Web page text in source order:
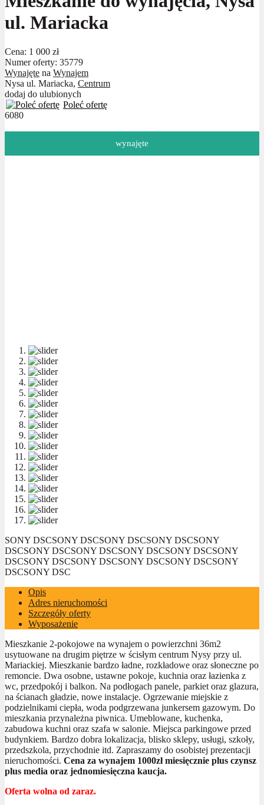
ul. Mariacka
Cena: 1 000 zł
Numer oferty: 35779
Wynajęte na Wynajem
Nysa ul. Mariacka, Centrum
dodaj do ulubionych
Poleć ofertę
6080
wynajęte
SONY DSCSONY DSCSONY DSCSONY DSCSONY
DSCSONY DSCSONY DSCSONY DSCSONY DSCSONY
DSCSONY DSCSONY DSCSONY DSCSONY DSCSONY
DSCSONY DSC
Opis
Adres nieruchomości
Szczegóły oferty
Wyposażenie
Mieszkanie 2-pokojowe na wynajem o powierzchni 36m2
usytuowane na drugim piętrze w ścisłym centrum Nysy przy ul.
Mariackiej. Mieszkanie bardzo ładne, rozkładowe oraz słoneczne po
remoncie. Dwa osobne, ustawne pokoje, kuchnia oraz łazienka z
wc, przedpokój i balkon. Na podłogach panele, parkiet oraz glazura,
na ścianach gładzie, nowe instalacje. Ogrzewanie miejskie z
podzielnikami ciepła, woda podgrzewana junkersem gazowym. Do
mieszkania przynależna piwnica. Umeblowane, kuchenka,
zabudowa kuchni oraz szafa w salonie. Miejsca parkingowe przed
budynkiem. Bardzo dobra lokalizacja, blisko sklepy, usługi, szkoły,
przedszkola, przychodnie itd. Zapraszamy do osobistej prezentacji
nieruchomości. Cena za wynajem 1000zł miesięcznie plus czynsz
plus media oraz jednomiesięczna kaucja.
Oferta wolna od zaraz.